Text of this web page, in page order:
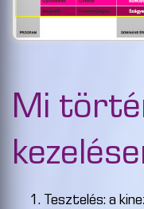
Mi
Tesztelés: a